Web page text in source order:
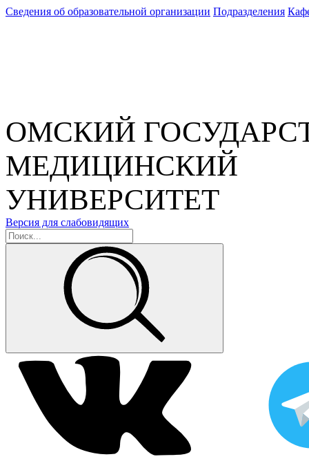
Сведения об образовательной организации Подразделения
ОМСКИЙ
МЕДИЦИНСКИЙ
УНИВЕРСИТЕТ
Версия для слабовидящих